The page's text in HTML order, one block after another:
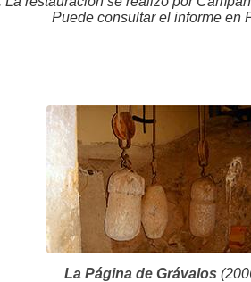
Puede consultar el informe en
La Página de Grávalos